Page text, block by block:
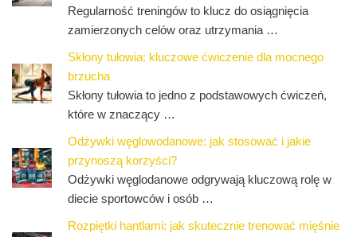
Regularność treningów to klucz do osiągnięcia
zamierzonych celów oraz utrzymania …
Skłony tułowia: kluczowe ćwiczenie dla mocnego
brzucha
Skłony tułowia to jedno z podstawowych ćwiczeń,
które w znaczący …
Odżywki węglowodanowe: jak stosować i jakie
przynoszą korzyści?
Odżywki węglodanowe odgrywają kluczową rolę w
diecie sportowców i osób …
Rozpiętki hantlami: jak skutecznie trenować mięśnie